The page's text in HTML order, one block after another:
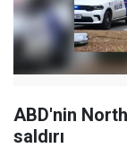
ABD'nin
saldırı